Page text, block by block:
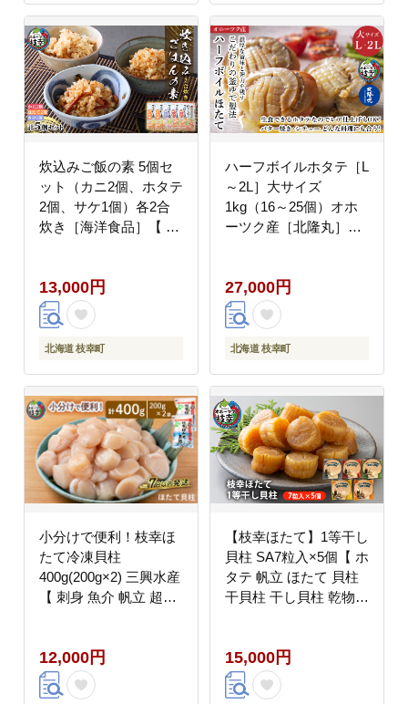
炊込みご飯の素 5個セ
ット（カニ2個、ホタテ
2個、サケ1個）各2合
炊き［海洋食品］【 か
海道 枝幸 オホーツク
】
13,000円
北海道 枝幸町
ハーフボイルホタテ［L
～2L］大サイズ
1kg（16～25個）オホ
ーツク産［北隆丸］【
ボイル 生 冷凍 加工食
品 北海道 オホーツク
枝幸 】
27,000円
北海道 枝幸町
小分けで便利！枝幸ほ
たて冷凍貝柱
400g(200g×2) 三興水産
【 刺身 魚介 帆立 超目
北海道 オホーツク 枝幸
】
12,000円
【枝幸ほたて】1等干し
貝柱 SA7粒入×5個【 ホ
タテ 帆立 ほたて 貝柱
干貝柱 干し貝柱 乾物
】
15,000円